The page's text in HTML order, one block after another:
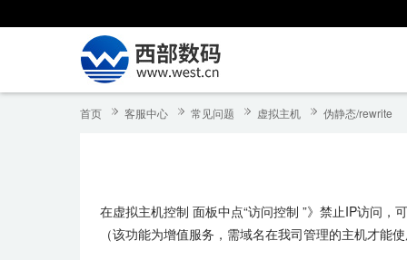
首页 客服中心 常见问题 虚拟主机 伪静态/rewrite
在虚拟主机控制 面板中点“访问控制 ”》禁止IP访问，
（该功能为增值服务，需域名在我司管理的主机才能